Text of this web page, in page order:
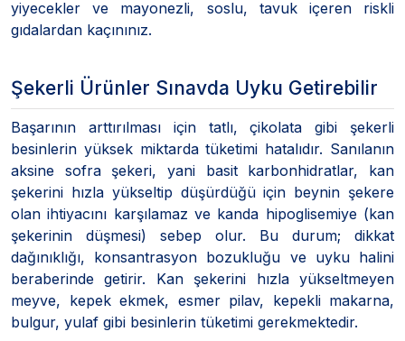
yiyecekler ve mayonezli, soslu, tavuk içeren riskli
gıdalardan kaçınınız.
Şekerli Ürünler Sınavda Uyku Getirebilir
Başarının arttırılması için tatlı, çikolata gibi şekerli
besinlerin yüksek miktarda tüketimi hatalıdır. Sanılanın
aksine sofra şekeri, yani basit karbonhidratlar, kan
şekerini hızla yükseltip düşürdüğü için beynin şekere
olan ihtiyacını karşılamaz ve kanda hipoglisemiye (kan
şekerinin düşmesi) sebep olur. Bu durum; dikkat
dağınıklığı, konsantrasyon bozukluğu ve uyku halini
beraberinde getirir. Kan şekerini hızla yükseltmeyen
meyve, kepek ekmek, esmer pilav, kepekli makarna,
bulgur, yulaf gibi besinlerin tüketimi gerekmektedir.